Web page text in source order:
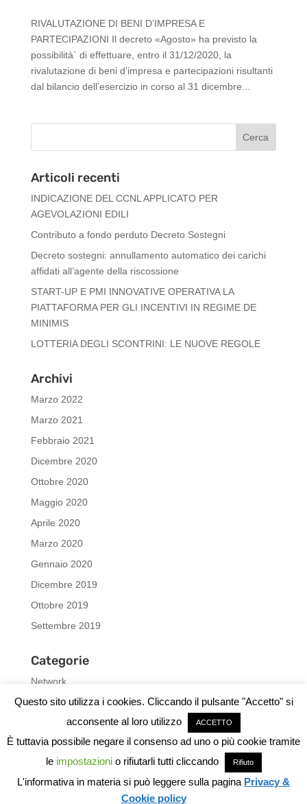
RIVALUTAZIONE DI BENI D’IMPRESA E
PARTECIPAZIONI Il decreto «Agosto» ha previsto la
possibilità` di effettuare, entro il 31/12/2020, la
rivalutazione di beni d’impresa e partecipazioni risultanti
dal bilancio dell’esercizio in corso al 31 dicembre...
Articoli recenti
INDICAZIONE DEL CCNL APPLICATO PER
AGEVOLAZIONI EDILI
Contributo a fondo perduto Decreto Sostegni
Decreto sostegni: annullamento automatico dei carichi
affidati all’agente della riscossione
START-UP E PMI INNOVATIVE OPERATIVA LA
PIATTAFORMA PER GLI INCENTIVI IN REGIME DE
MINIMIS
LOTTERIA DEGLI SCONTRINI: LE NUOVE REGOLE
Archivi
Marzo 2022
Marzo 2021
Febbraio 2021
Dicembre 2020
Ottobre 2020
Maggio 2020
Aprile 2020
Marzo 2020
Gennaio 2020
Dicembre 2019
Ottobre 2019
Settembre 2019
Categorie
Network
news
Promozioni
Pubblicazioni
Questo sito utilizza i cookies. Cliccando il pulsante "Accetto" si
acconsente al loro utilizzo
ACCETTO
È tuttavia possibile negare il consenso ad uno o più cookie tramite
le impostazionio rifiutarli tutti cliccando Rifiuto
L'informativa in materia si può leggere sulla pagina Privacy &
Cookie policy